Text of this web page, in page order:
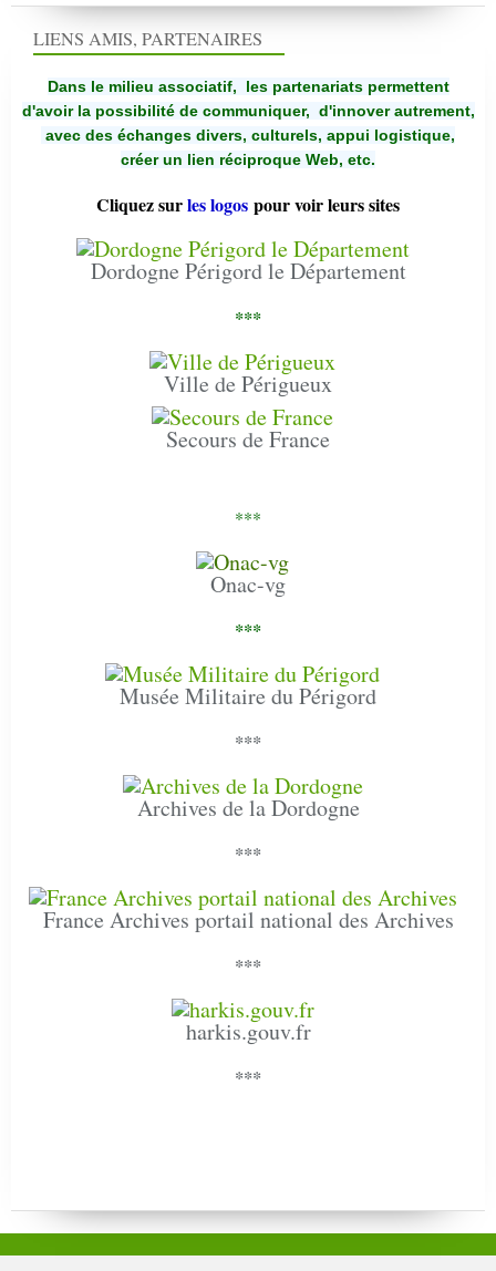
LIENS AMIS, PARTENAIRES
Dans le milieu associatif, les partenariats permettent
d'avoir la possibilité de communiquer, d'innover autrement,
avec des échanges divers, culturels, appui logistique,
créer un lien réciproque Web, etc.
Cliquez surles logos pour voir leurs sites
Dordogne Périgord le Département
***
Ville de Périgueux
Secours de France
***
Onac-vg
***
Musée Militaire du Périgord
***
Archives de la Dordogne
***
France Archives portail national des Archives
***
harkis.gouv.fr
***